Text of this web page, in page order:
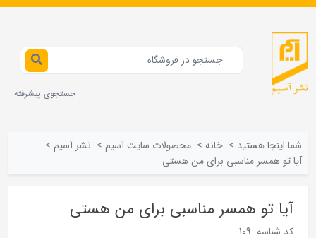
جستجوی پیشرفته
شما اینجا هستید > خانه > محصولات سايت آسيم > نشر آسيم >
آیا تو همسر مناسبی برای من هستی
آیا تو همسر مناسبی برای من هستی
کد شناسه :109